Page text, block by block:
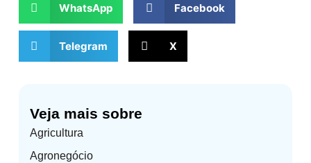
Veja mais sobre
Agricultura
Agronegócio
WhatsApp Facebook
Telegram X